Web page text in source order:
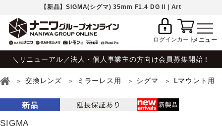
【新品】SIGMA(シグマ) 35mm F1.4 DG II | Art
ログインカート
＼リニューアル／法人・個人事業主の方向け会員募集開始！
交換レンズ ミラーレス用 シグマ Lマウント用
SIGMA